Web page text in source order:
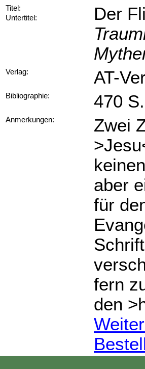
Titel:
Untertitel:
Der
Verlag: AT-
Bibliographie: 470
Anmerkungen:
Zwei
aber
für
fern
den